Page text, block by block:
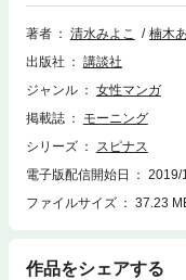
力を何とか人のために役
込まれて……。描き下ろし
著者 清水みよこ
楠木
出版社
講談社
ジャンル
女性マンガ
掲載誌
モーニング
シリーズ
スピナス
電子版配信開始日
2019/
ファイルサイズ
37.23
作品をシェアする